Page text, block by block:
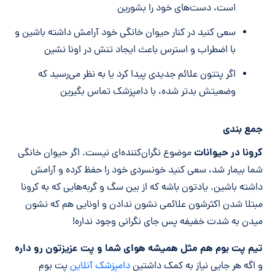
است، دست‌های خود را بشورین
سعی کنید در کنار حیوان خانگی خود آرامش داشته باشین و
با اضطراب و استرس باعث ایجاد تنش در اونا نشین
اگر پتتون علائم جدیدی پیدا کرد یا به نظر می‌رسید که
وضعیتش بدتر شده، با دامپزشک تماس بگیرین
جمع بندی
کرونا در حیواناتموضوع نگران‌کننده‌ای نیست. اگر حیوان خانگی
شما بیمار شد، سعی کنید خونسردی خود را حفظ کرده و آرامش
داشته باشین. یادتون باشه که از بین سگ و گربه‌هایی که به کرونا
مبتلا شدن اکثرشون علائمی نشون ندادن و اونایی هم که نشون
میدن به شدت خفیفه پس جای نگرانی وجود نداره!
تیم پت بوم هم مثل همیشه هوای شما و پت عزیزتون رو داره
و اگه هر جایی نیاز به کمک داشتیندامپزشک آنلاینپت بوم